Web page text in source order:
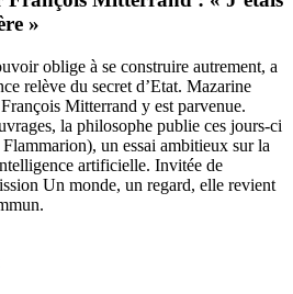
»
oblige à se construire autrement, a
relève du secret d’Etat. Mazarine
Mitterrand y est parvenue.
la philosophe publie ces jours-ci
un essai ambitieux sur la
artificielle. Invitée de
Un monde, un regard, elle revient